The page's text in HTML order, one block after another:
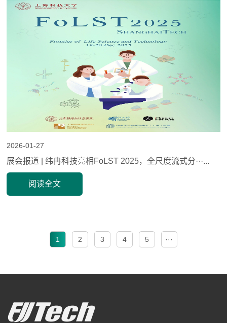
2026-01-27
展会报道 | 纬冉科技亮相FoLST 2025，全尺度流式分···...
阅读全文
1 2 3 4 5 ···